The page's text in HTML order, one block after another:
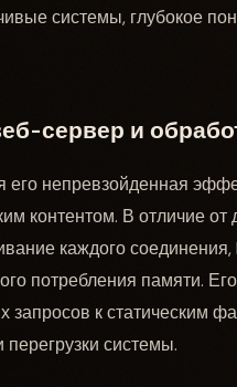
системы, глубокое
сервер и
его непревзойденная
контентом. В отличие от
каждого соединения,
потребления памяти.
запросов к статическим
системы.